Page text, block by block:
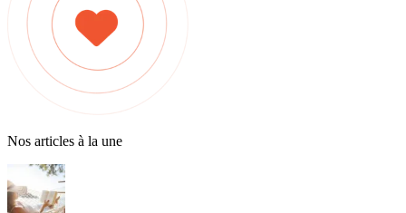
Nos articles à la une